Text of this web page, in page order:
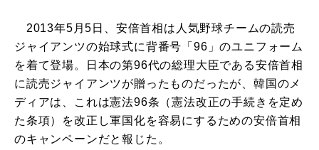
2013年5月5日、安倍首相は人気野球チームの読売
ジャイアンツの始球式に背番号「96」のユニフォーム
を着て登場。日本の第96代の総理大臣である安倍首相
に読売ジャイアンツが贈ったものだったが、韓国のメ
ディアは、これは憲法96条（憲法改正の手続きを定め
た条項）を改正し軍国化を容易にするための安倍首相
のキャンペーンだと報じた。